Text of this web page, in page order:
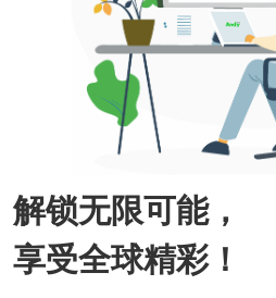
解锁无限可能，
享受全球精彩！